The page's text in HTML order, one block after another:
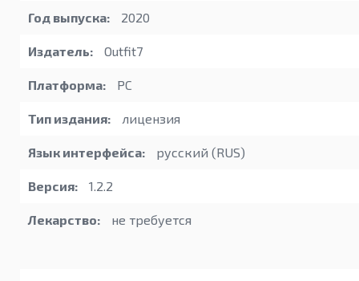
Год выпуска: 2020
Издатель: Outfit7
Платформа: PC
Тип издания: лицензия
Язык интерфейса: русский (RUS)
Версия: 1.2.2
Лекарство: не требуется